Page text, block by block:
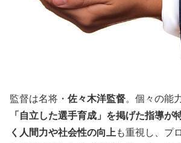
監督は名将・ 佐々木洋監督。個々の能
「自立した選手育成」を掲げた指導が
く人間力や社会性の向上 も重視し、プ